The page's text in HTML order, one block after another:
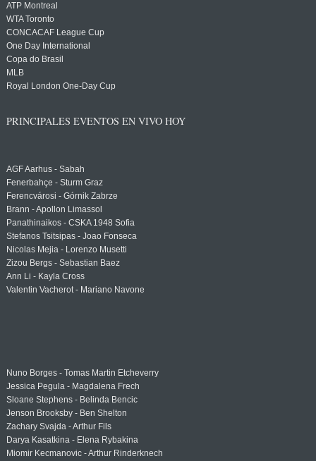
ATP Montreal
WTA Toronto
CONCACAF League Cup
One Day International
Copa do Brasil
MLB
Royal London One-Day Cup
PRINCIPALES EVENTOS EN VIVO HOY
AGF Aarhus - Sabah
Fenerbahçe - Sturm Graz
Ferencvárosi - Górnik Zabrze
Brann - Apollon Limassol
Panathinaikos - CSKA 1948 Sofia
Stefanos Tsitsipas - Joao Fonseca
Nicolas Mejia - Lorenzo Musetti
Zizou Bergs - Sebastian Baez
Ann Li - Kayla Cross
Valentin Vacherot - Mariano Navone
Nuno Borges - Tomas Martin Etcheverry
Jessica Pegula - Magdalena Frech
Sloane Stephens - Belinda Bencic
Jenson Brooksby - Ben Shelton
Zachary Svajda - Arthur Fils
Darya Kasatkina - Elena Rybakina
Miomir Kecmanovic - Arthur Rinderknech